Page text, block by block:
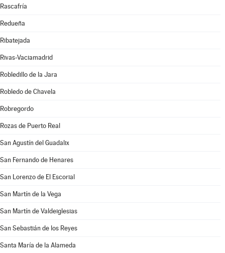
Rascafría
Redueña
Ribatejada
Rivas-Vaciamadrid
Robledillo de la Jara
Robledo de Chavela
Robregordo
Rozas de Puerto Real
San Agustín del Guadalix
San Fernando de Henares
San Lorenzo de El Escorial
San Martín de la Vega
San Martín de Valdeiglesias
San Sebastián de los Reyes
Santa María de la Alameda